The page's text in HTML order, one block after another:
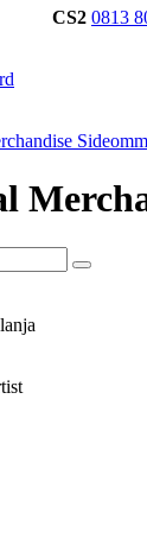
CS2 0813